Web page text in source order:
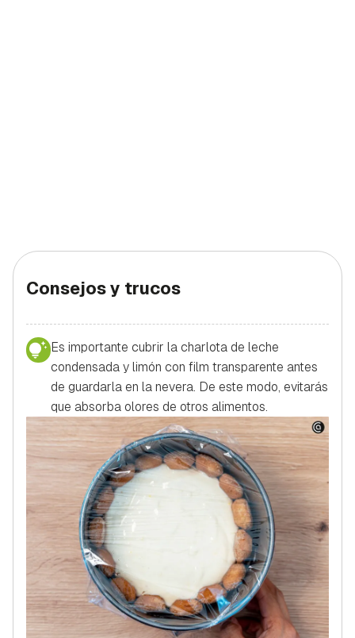
Consejos y trucos
Es importante cubrir la charlota de leche
condensada y limón con film transparente antes
de guardarla en la nevera. De este modo, evitarás
que absorba olores de otros alimentos.